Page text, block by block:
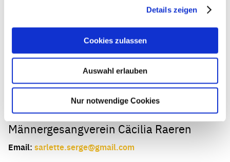
Details zeigen
Cookies zulassen
Auswahl erlauben
Nur notwendige Cookies
Vokalensemble Amaryllis
Email:amaryllis.raeren@gmail.com
CHOR
Männergesangverein Cäcilia Raeren
Email: sarlette.serge@gmail.com